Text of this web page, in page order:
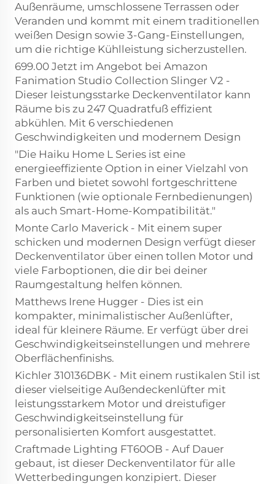
Außenräume, umschlossene Terrassen oder
Veranden und kommt mit einem traditionellen
weißen Design sowie 3-Gang-Einstellungen,
um die richtige Kühlleistung sicherzustellen.
699.00 Jetzt im Angebot bei Amazon
Fanimation Studio Collection Slinger V2 -
Dieser leistungsstarke Deckenventilator kann
Räume bis zu 247 Quadratfuß effizient
abkühlen. Mit 6 verschiedenen
Geschwindigkeiten und modernem Design
"Die Haiku Home L Series ist eine
energieeffiziente Option in einer Vielzahl von
Farben und bietet sowohl fortgeschrittene
Funktionen (wie optionale Fernbedienungen)
als auch Smart-Home-Kompatibilität."
Monte Carlo Maverick - Mit einem super
schicken und modernen Design verfügt dieser
Deckenventilator über einen tollen Motor und
viele Farboptionen, die dir bei deiner
Raumgestaltung helfen können.
Matthews Irene Hugger - Dies ist ein
kompakter, minimalistischer Außenlüfter,
ideal für kleinere Räume. Er verfügt über drei
Geschwindigkeitseinstellungen und mehrere
Oberflächenfinishs.
Kichler 310136DBK - Mit einem rustikalen Stil ist
dieser vielseitige Außendeckenlüfter mit
leistungsstarkem Motor und dreistufiger
Geschwindigkeitseinstellung für
personalisierten Komfort ausgestattet.
Craftmade Lighting FT60OB - Auf Dauer
gebaut, ist dieser Deckenventilator für alle
Wetterbedingungen konzipiert. Dieser